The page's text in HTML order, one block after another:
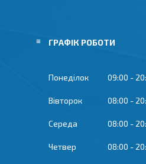
ГРАФІК РОБОТИ
Понеділок 09:00
Вівторок 08:00
Середа 08:00
Четвер 08:00